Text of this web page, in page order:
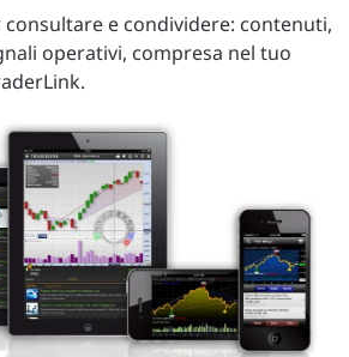
consultare e condividere: contenuti,
operativi, compresa nel tuo